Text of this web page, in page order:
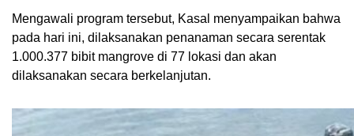
Mengawali program tersebut, Kasal menyampaikan bahwa
pada hari ini, dilaksanakan penanaman secara serentak
1.000.377 bibit mangrove di 77 lokasi dan akan
dilaksanakan secara berkelanjutan.